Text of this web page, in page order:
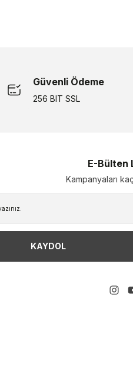
Güvenli Ödeme
256 BIT SSL
E-Bülten
Kampanyaları
KAYDOL